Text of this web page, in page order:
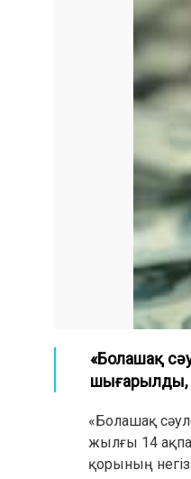
«Болашақ
шығарылды,
«Болашақ
жылғы 14
қорының